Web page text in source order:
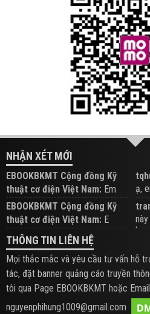
NHẬN XÉT MỚI
EBOOKBKMT Cộng đồng Kỹ
thuật cơ điện Việt Nam: Em
đăng trên Group hỗ trợ nhé
ạ,
EBOOKBKMT Cộng đồng Kỹ
thuật cơ điện Việt Nam: E
xem hỗ trợ trên Group
b...
THÔNG TIN LIÊN HỆ
Mọi thắc mắc và yêu cầu tư vấn hỗ
tác, đặt banner quảng cáo truyền
tôi qua Page EBOOKBKMT hoặc Email
nguyenphihung1009@gmail.com